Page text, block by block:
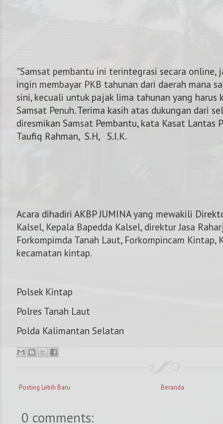
"Samsat pembantu ini terintegrasi secara online,
ingin membayar PKB tahunan dari daerah mana
sini, kecuali untuk pajak lima tahunan yang harus
Samsat Penuh. Terima kasih atas dukungan dari
diresmikan Samsat Pembantu, kata Kasat Lantas
Taufiq Rahman, S.H, S.I.K.
Acara dihadiri AKBP JUMINA yang mewakili
Kalsel, Kepala Bapedda Kalsel, direktur Jasa
Forkompimda Tanah Laut, Forkompincam Kintap,
kecamatan kintap.
Polsek Kintap
Polres Tanah Laut
Polda Kalimantan Selatan
Posting Lebih Baru Beranda
0 comments: